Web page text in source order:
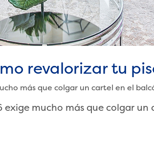
revalorizar tu
más que colgar un cartel en el
mucho más que colgar